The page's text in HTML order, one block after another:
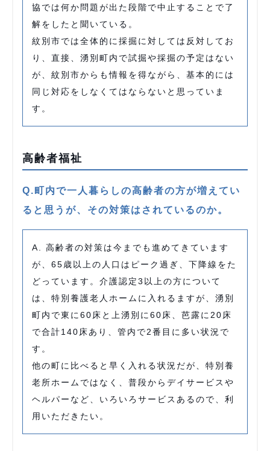
協では何か問題が出た段階で中止することで了
解をしたと聞いている。
紋別市では全体的に採掘に対しては反対してお
り、直接、湧別町内で試掘や採掘の予定はない
が、紋別市からも情報を得ながら、基本的には
同じ対応をしなくてはならないと思っていま
す。
高齢者福祉
Q.町内で一人暮らしの高齢者の方が増えてい
ると思うが、その対策はされているのか。
A. 高齢者の対策は今までも進めてきています
が、65歳以上の人口はピーク過ぎ、下降線をた
どっています。介護認定3以上の方について
は、特別養護老人ホームに入れるますが、湧別
町内で東に60床と上湧別に60床、芭露に20床
で合計140床あり、管内で2番目に多い状況で
す。
他の町に比べると早く入れる状況だが、特別養
老所ホームではなく、普段からデイサービスや
ヘルパーなど、いろいろサービスあるので、利
用いただきたい。